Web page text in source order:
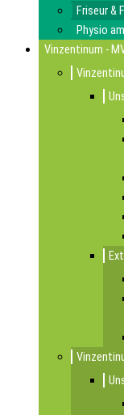
Friseur &
Physio
Vinzentinum -